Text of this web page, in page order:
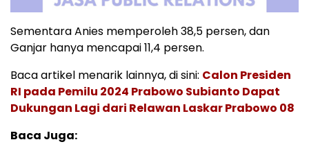
Sementara Anies memperoleh 38,5 persen, dan
Ganjar hanya mencapai 11,4 persen.
Baca artikel menarik lainnya, di sini: Calon Presiden
RI pada Pemilu 2024 Prabowo Subianto Dapat
Dukungan Lagi dari Relawan Laskar Prabowo 08
Baca Juga: